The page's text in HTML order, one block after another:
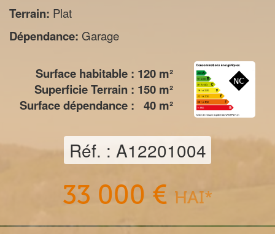
Terrain: Plat
Dépendance: Garage
Surface habitable : 120 m²
Superficie Terrain : 150 m²
Surface dépendance : 40 m²
Réf. : A12201004
33 000 € HAI*